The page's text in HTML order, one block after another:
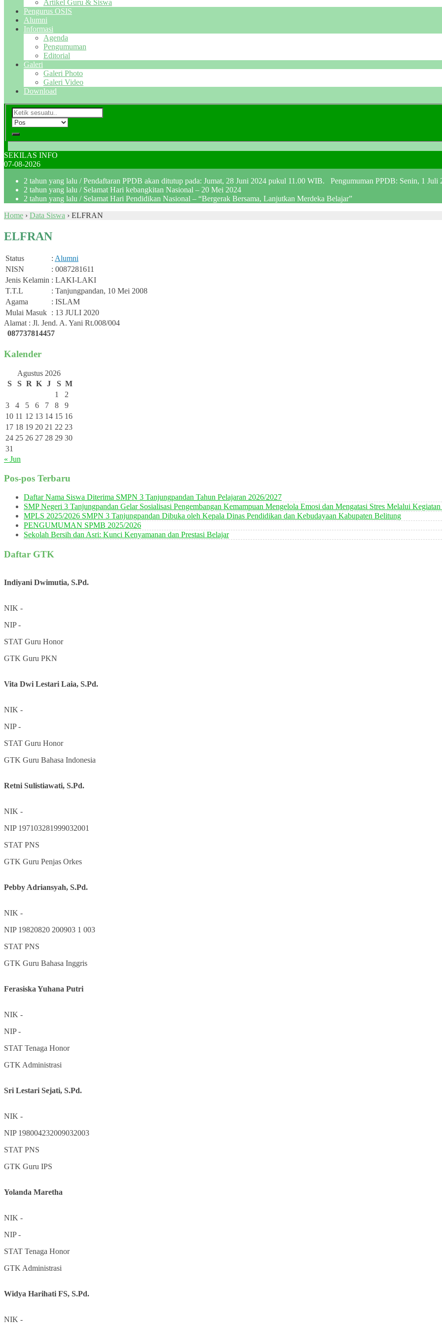
Artikel Guru & Siswa
Pengurus OSIS
Alumni
Informasi
Agenda
Pengumuman
Editorial
Galeri
Galeri Photo
Galeri Video
Download
SEKILAS INFO
07-08-2026
2 tahun yang lalu / Pendaftaran PPDB akan ditutup pada: Jumat, 28 Juni 2024 pukul 11.00 WIB. Pengumuman PPDB: Senin, 1 Juli
2 tahun yang lalu / Selamat Hari kebangkitan Nasional – 20 Mei 2024
2 tahun yang lalu / Selamat Hari Pendidikan Nasional – “Bergerak Bersama, Lanjutkan Merdeka Belajar”
Home › Data Siswa › ELFRAN
ELFRAN
Status : Alumni
NISN
: 0087281611
Jenis Kelamin : LAKI-LAKI
T.T.L
: Tanjungpandan, 10 Mei 2008
Agama
: ISLAM
Mulai Masuk : 13 JULI 2020
Alamat : Jl. Jend. A. Yani Rt.008/004
087737814457
Kalender
Agustus 2026
S
S R K J S M
1
2
3
4 5 6 7 8
9
10 11 12 13 14 15 16
17 18 19 20 21 22 23
24 25 26 27 28 29 30
31
« Jun
Pos-pos Terbaru
Daftar Nama Siswa Diterima SMPN 3 Tanjungpandan Tahun Pelajaran 2026/2027
SMP Negeri 3 Tanjungpandan Gelar Sosialisasi Pengembangan Kemampuan Mengelola Emosi dan Mengatasi Stres Melalui
MPLS 2025/2026 SMPN 3 Tanjungpandan Dibuka oleh Kepala Dinas Pendidikan dan Kebudayaan Kabupaten Belitung
PENGUMUMAN SPMB 2025/2026
Sekolah Bersih dan Asri: Kunci Kenyamanan dan Prestasi Belajar
Daftar GTK
Indiyani Dwimutia, S.Pd.
NIK -
NIP-
STAT Guru Honor
GTK Guru PKN
Vita Dwi Lestari Laia, S.Pd.
NIK -
NIP-
STAT Guru Honor
GTK Guru Bahasa Indonesia
Retni Sulistiawati, S.Pd.
NIK -
NIP 197103281999032001
STAT PNS
GTK Guru Penjas Orkes
Pebby Adriansyah, S.Pd.
NIK -
NIP 19820820 200903 1 003
STAT PNS
GTK Guru Bahasa Inggris
Ferasiska Yuhana Putri
NIK -
NIP-
STAT Tenaga Honor
GTK Administrasi
Sri Lestari Sejati, S.Pd.
NIK -
NIP 198004232009032003
STAT PNS
GTK Guru IPS
Yolanda Maretha
NIK -
NIP-
STAT Tenaga Honor
GTK Administrasi
Widya Harihati FS, S.Pd.
NIK -